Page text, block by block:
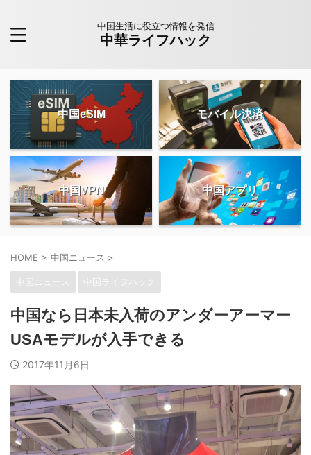
中国生活に役立つ情報を発信
中華ライフハック
中国eSIM モバイル決済
中国VPN 中国アプリ
HOME > 中国ニュース >
中国ニュース 中国ライフハック
中国なら日本未入荷のアンダーアーマー
USAモデルが入手できる
2017年11月6日